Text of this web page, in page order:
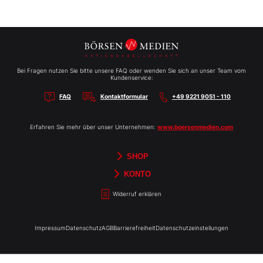
Bei Fragen nutzen Sie bitte unsere FAQ oder wenden Sie sich an unser Team vom
Kundenservice:
FAQ Kontaktformular +49 9221 9051 - 110
Erfahren Sie mehr über unser Unternehmen: www.boersenmedien.com
SHOP
Börsenbriefe
Aktien-Reports
HEBELTRADER
TradingDay
Newsletter
Merchandise
Gutscheine
KONTO
Widerruf erklären
ImpressumDatenschutzAGBBarrierefreiheitDatenschutzeinstellungen